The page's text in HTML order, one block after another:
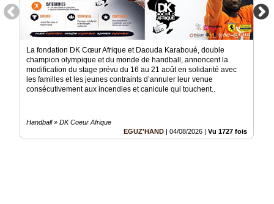
La fondation DK Cœur Afrique et Daouda Karaboué, double
champion olympique et du monde de handball, annoncent la
modification du stage prévu du 16 au 21 août en solidarité avec
les familles et les jeunes contraints d’annuler leur venue
consécutivement aux incendies et canicule qui touchent..
Handball » DK Coeur Afrique
EGUZ'HAND
04/08/2026 Vu 1727 fois